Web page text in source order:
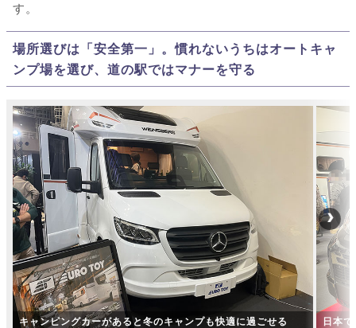
す。
場所選びは「安全第一」。慣れないうちはオートキャ
ンプ場を選び、道の駅ではマナーを守る
キャンピングカーがあると冬のキャンプも快適に過ごせる 日本